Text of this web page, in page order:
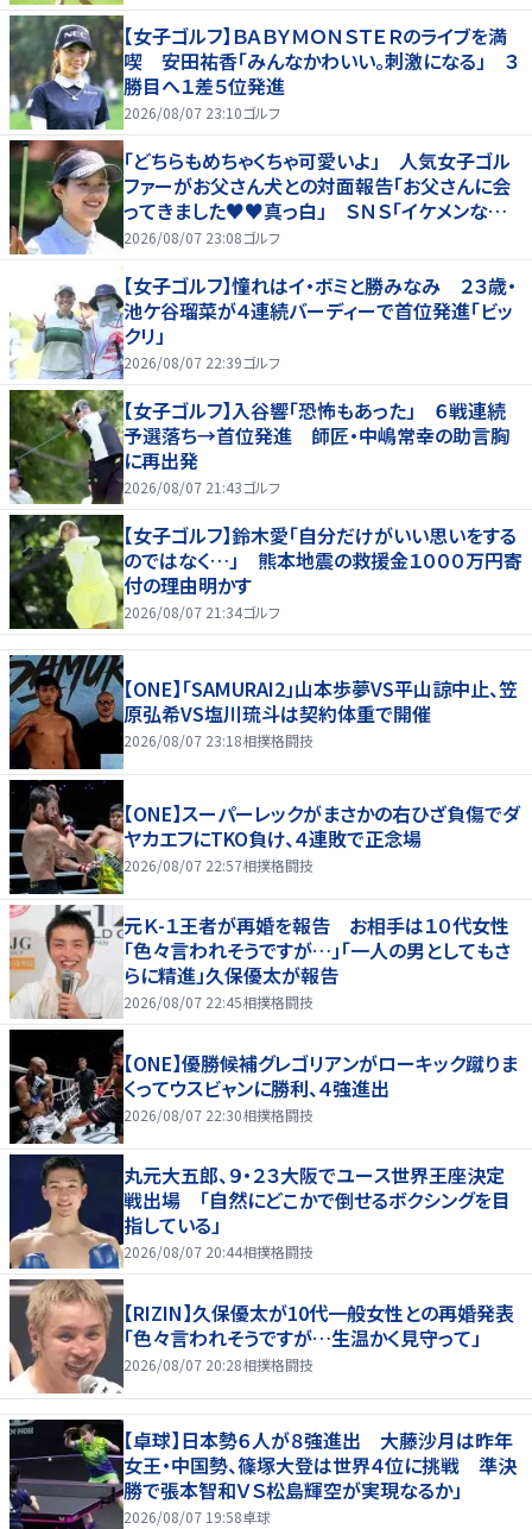
【女子ゴルフ】ＢＡＢＹＭＯＮＳＴＥＲのライブを満
喫 安田祐香「みんなかわいい。刺激になる」 ３
勝目へ１差５位発進
2026/08/07 23:10ゴルフ
「どちらもめちゃくちゃ可愛いよ」 人気女子ゴル
ファーがお父さん犬との対面報告「お父さんに会
ってきました♥♥真っ白」 ＳＮＳ「イケメンなお
父さん」「白戸家入りするんですか？」
2026/08/07 23:08ゴルフ
【女子ゴルフ】憧れはイ・ボミと勝みなみ ２３歳・
池ケ谷瑠菜が４連続バーディーで首位発進「ビッ
クリ」
2026/08/07 22:39ゴルフ
【女子ゴルフ】入谷響「恐怖もあった」 ６戦連続
予選落ち→首位発進 師匠・中嶋常幸の助言胸
に再出発
2026/08/07 21:43ゴルフ
【女子ゴルフ】鈴木愛「自分だけがいい思いをする
のではなく…」 熊本地震の救援金１０００万円寄
付の理由明かす
2026/08/07 21:34ゴルフ
【ONE】「SAMURAI2」山本歩夢VS平山諒中止、笠
原弘希VS塩川琉斗は契約体重で開催
2026/08/07 23:18相撲格闘技
【ONE】スーパーレックがまさかの右ひざ負傷でダ
ヤカエフにTKO負け、４連敗で正念場
2026/08/07 22:57相撲格闘技
元Ｋ-１王者が再婚を報告 お相手は１０代女性
「色々言われそうですが…」「一人の男としてもさ
らに精進」久保優太が報告
2026/08/07 22:45相撲格闘技
【ONE】優勝候補グレゴリアンがローキック蹴りま
くってウスビャンに勝利、４強進出
2026/08/07 22:30相撲格闘技
丸元大五郎、９・２３大阪でユース世界王座決定
戦出場 「自然にどこかで倒せるボクシングを目
指している」
2026/08/07 20:44相撲格闘技
【RIZIN】久保優太が10代一般女性との再婚発表
「色々言われそうですが…生温かく見守って」
2026/08/07 20:28相撲格闘技
【卓球】日本勢６人が８強進出 大藤沙月は昨年
女王・中国勢、篠塚大登は世界４位に挑戦 準決
勝で張本智和ＶＳ松島輝空が実現なるか」
2026/08/07 19:58卓球